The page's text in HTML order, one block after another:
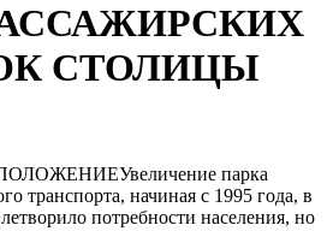
СТОЛИЦЫ
парка
транспорта, начиная с 1995 года, в
потребности населения, но